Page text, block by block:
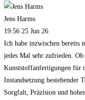
Jens Harms
19:56 25 Jun 26
Ich habe inzwischen bereits
jedes Mal sehr zufrieden.
Kunststoffanfertigungen für
Instandsetzung bestehender
Sorgfalt, Präzision und